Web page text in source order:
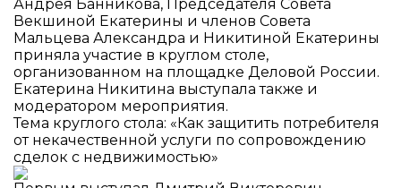
Андрея Банникова, Председателя Совета
Векшиной Екатерины и членов Совета
Мальцева Александра и Никитиной Екатерины
приняла участие в круглом столе,
организованном на площадке Деловой России.
Екатерина Никитина выступала также и
модератором мероприятия.
Тема круглого стола: «Как защитить потребителя
от некачественной услуги по сопровождению
сделок с недвижимостью»